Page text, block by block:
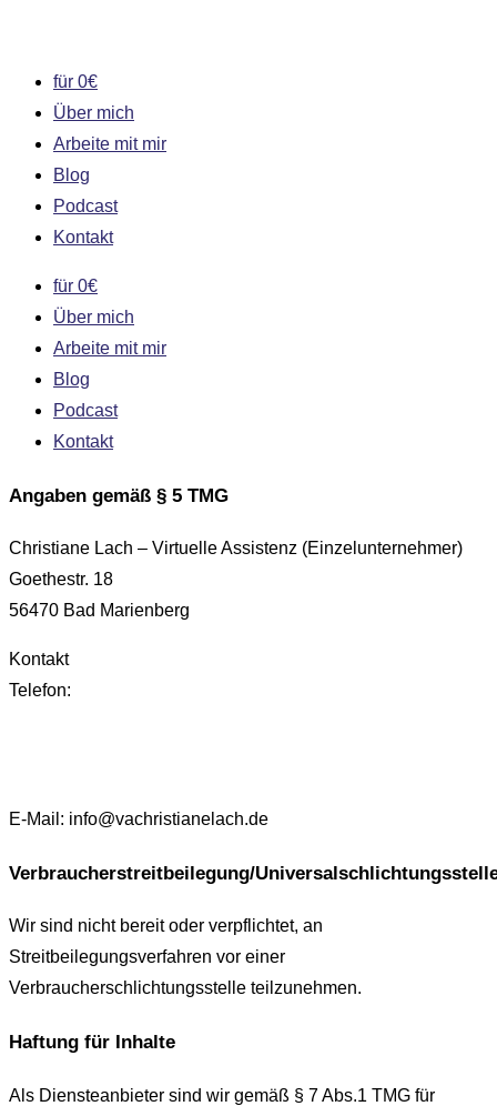
springen
für 0€
Über mich
Arbeite mit mir
Blog
Podcast
Kontakt
für 0€
Über mich
Arbeite mit mir
Blog
Podcast
Kontakt
Angaben gemäß § 5 TMG
Christiane Lach – Virtuelle Assistenz (Einzelunternehmer)
Goethestr. 18
56470 Bad Marienberg
Kontakt
Telefon:
E-Mail: info@vachristianelach.de
Verbraucherstreitbeilegung/
Wir sind nicht bereit oder verpflichtet, an
Streitbeilegungsverfahren vor einer
Verbraucherschlichtungsstelle teilzunehmen.
Haftung für Inhalte
Als Diensteanbieter sind wir gemäß § 7 Abs.1 TMG für